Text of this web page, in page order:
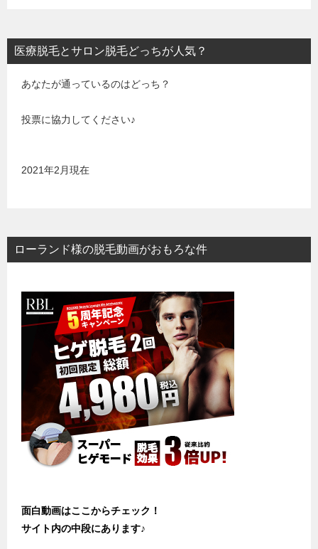
医療脱毛とサロン脱毛どっちが人気？
あなたが通っているのはどっち？
投票に協力してください♪
2021年2月現在
ローランド様の脱毛動画がおもろな件
面白動画はここからチェック！
サイト内の中段にあります♪